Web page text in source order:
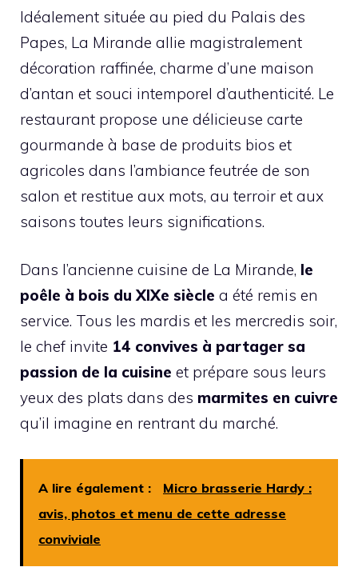
Idéalement située au pied du Palais des
Papes, La Mirande allie magistralement
décoration raffinée, charme d’une maison
d’antan et souci intemporel d’authenticité. Le
restaurant propose une délicieuse carte
gourmande à base de produits bios et
agricoles dans l’ambiance feutrée de son
salon et restitue aux mots, au terroir et aux
saisons toutes leurs significations.
Dans l’ancienne cuisine de La Mirande, le
poêle à bois du XIXe siècle a été remis en
service. Tous les mardis et les mercredis soir,
le chef invite 14 convives à partager sa
passion de la cuisine et prépare sous leurs
yeux des plats dans des marmites en cuivre
qu’il imagine en rentrant du marché.
A lire également :
Micro brasserie Hardy :
avis, photos et menu de cette adresse
conviviale